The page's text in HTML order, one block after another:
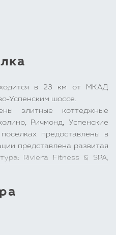
в 23 км от МКАД
Успенским шоссе.
элитные коттеджные
Ричмонд, Успенские
предоставлены в
представлена развитая
Riviera Fitness & SPA,
Chester Ferry, Конный
школа имени И. П.
Плющенко», Теннисный